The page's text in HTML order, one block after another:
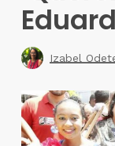
Izabel